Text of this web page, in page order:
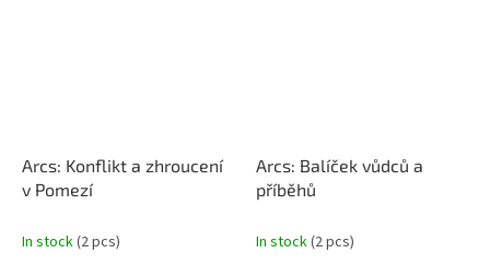
Arcs: Konflikt a zhroucení
v Pomezí
In stock(2 pcs)
Arcs: Balíček vůdců a
příběhů
In stock(2 pcs)